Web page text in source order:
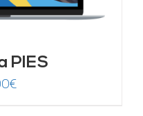
PIES
€